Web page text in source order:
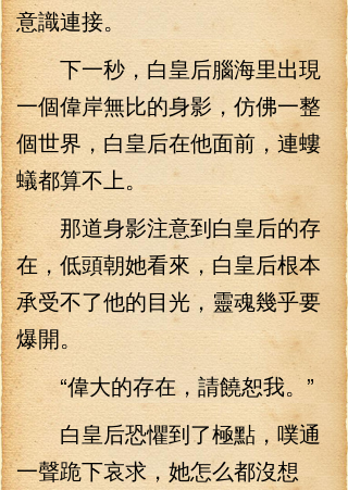
意識連接。
下一秒，白皇后腦海里出現
一個偉岸無比的身影，仿佛一整
個世界，白皇后在他面前，連螻
蟻都算不上。
那道身影注意到白皇后的存
在，低頭朝她看來，白皇后根本
承受不了他的目光，靈魂幾乎要
爆開。
“偉大的存在，請饒恕我。”
白皇后恐懼到了極點，噗通
一聲跪下哀求，她怎么都沒想